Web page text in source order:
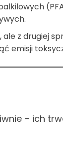
z drugiej
emisji
– ich